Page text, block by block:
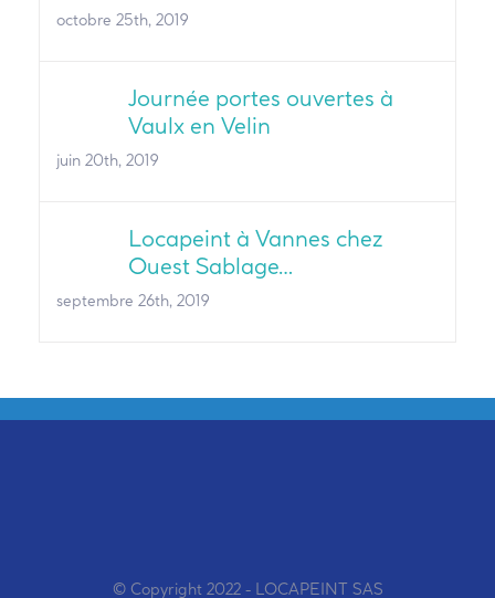
octobre 25th, 2019
Journée portes ouvertes à
Vaulx en Velin
juin 20th, 2019
Locapeint à Vannes chez
Ouest Sablage…
septembre 26th, 2019
© Copyright 2022 - LOCAPEINT SAS